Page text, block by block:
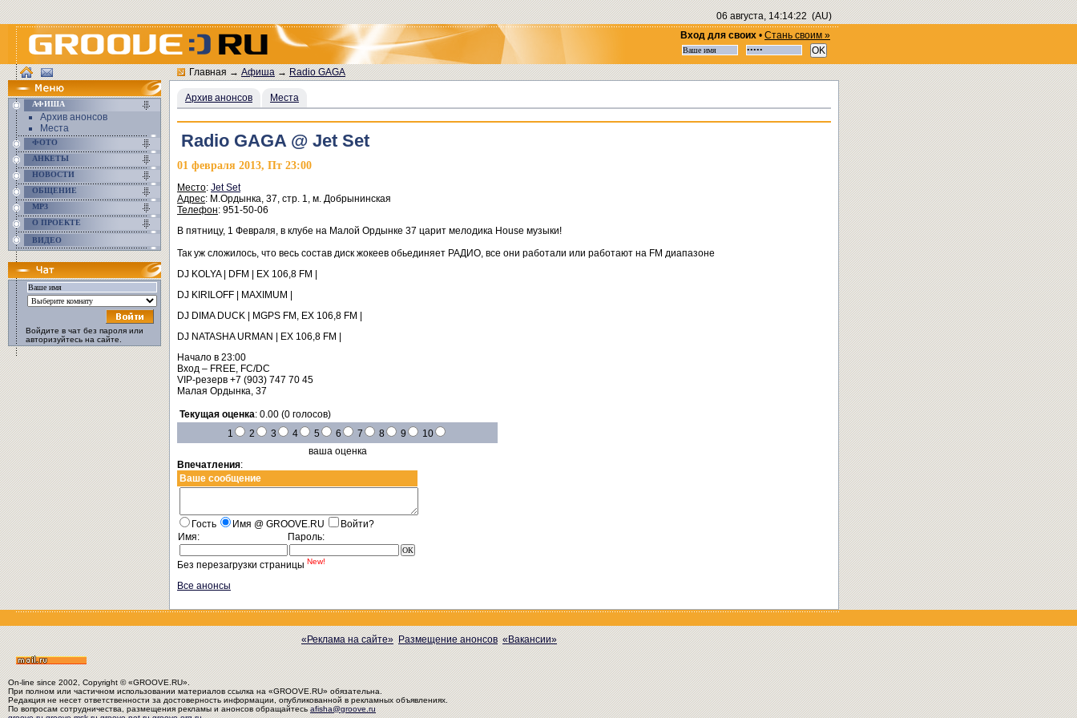
06 августа, 14:14:22(AU)
Вход для своих • Стань своим »
АФИША
Архив анонсов
Места
ФОТО
АНКЕТЫ
НОВОСТИ
ОБЩЕНИЕ
MP3
О ПРОЕКТЕ
ВИДЕО
Войдите в чат без пароля или
авторизуйтесь на сайте.
Главная→Афиша→Radio GAGA
Архив анонсов Места
Radio GAGA @ Jet Set
01 февраля 2013, Пт 23:00
Место: Jet Set
Адрес: М.Ордынка, 37, стр. 1, м. Добрынинская
Телефон: 951-50-06
В пятницу, 1 Февраля, в клубе на Малой Ордынке 37 царит мелодика House музыки!
Так уж сложилось, что весь состав диск жокеев обьединяет РАДИО, все они работали или работают на FM диапазоне
DJ KOLYA | DFM | EX 106,8 FM |
DJ KIRILOFF | MAXIMUM |
DJ DIMA DUCK | MGPS FM, EX 106,8 FM |
DJ NATASHA URMAN | EX 106,8 FM |
Начало в 23:00
Вход – FREE, FC/DC
VIP-резерв +7 (903) 747 70 45
Малая Ордынка, 37
Текущая оценка: 0.00 (0 голосов)
1
2 3 4 5 6 7 8 9
10
ваша оценка
Впечатления:
Ваше сообщение
Гость Имя @ GROOVE.RU
Войти?
Имя:
Пароль:
Без перезагрузки страницы New!
Все анонсы
«Реклама на сайте» Размещение анонсов «Вакансии»
On-line since 2002, Copyright © «GROOVE.RU».
При полном или частичном использовании материалов ссылка на «GROOVE.RU» обязательна.
Редакция не несет ответственности за достоверность информации, опубликованной в рекламных объявлениях.
По вопросам сотрудничества, размещения рекламы и анонсов обращайтесьafisha@groove.ru